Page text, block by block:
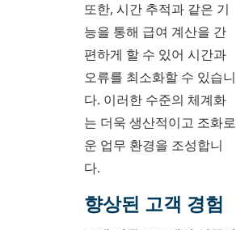
또한, 시간 추적과 같은 기
능을 통해 급여 계산을 간
편하게 할 수 있어 시간과
오류를 최소화할 수 있습니
다. 이러한 수준의 체계화
는 더욱 생산적이고 조화로
운 업무 환경을 조성합니
다.
향상된 고객 경험